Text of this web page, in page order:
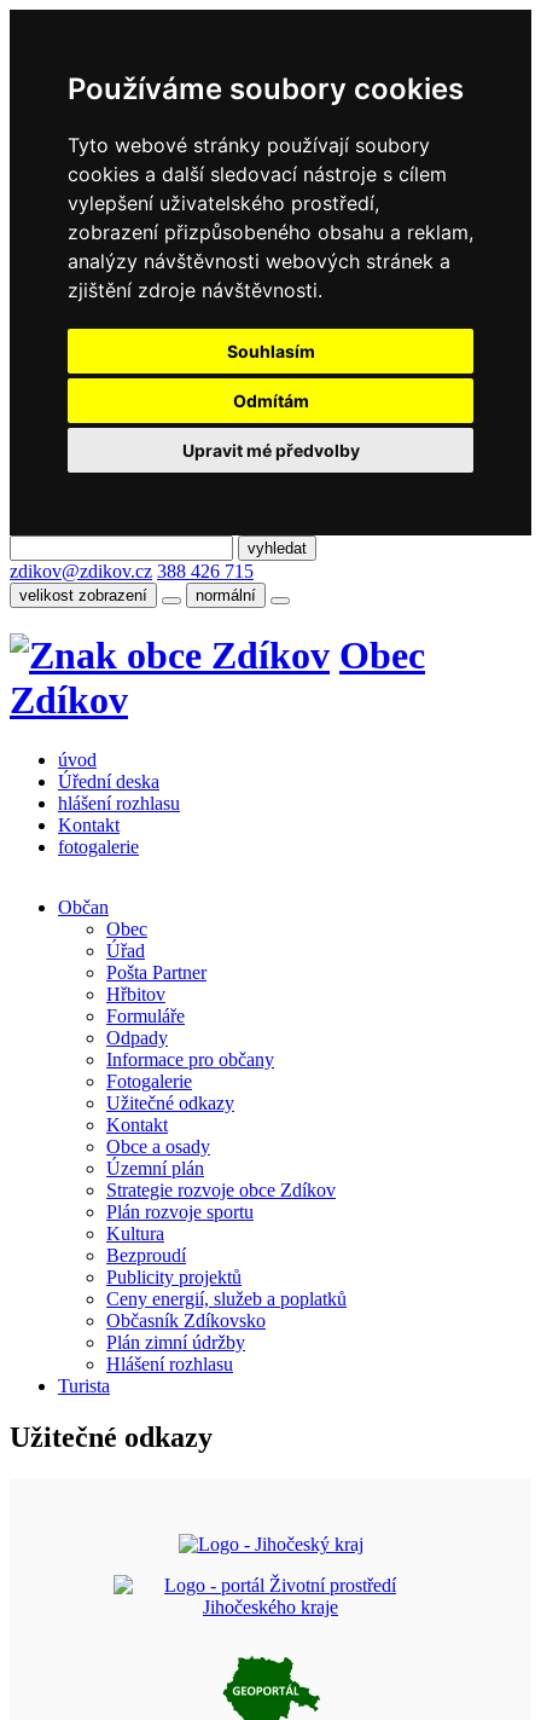
Používáme soubory cookies
Tyto webové stránky používají soubory
cookies a další sledovací nástroje s cílem
vylepšení uživatelského prostředí,
zobrazení přizpůsobeného obsahu a reklam,
analýzy návštěvnosti webových stránek a
zjištění zdroje návštěvnosti.
Souhlasím
Odmítám
Upravit mé předvolby
zdikov@zdikov.cz 388 426 715
velikost zobrazení normální
Obec
Zdíkov
úvod
Úřední deska
hlášení rozhlasu
Kontakt
fotogalerie
Občan
Obec
Úřad
Pošta Partner
Hřbitov
Formuláře
Odpady
Informace pro občany
Fotogalerie
Užitečné odkazy
Kontakt
Obce a osady
Územní plán
Strategie rozvoje obce Zdíkov
Plán rozvoje sportu
Kultura
Bezproudí
Publicity projektů
Ceny energií, služeb a poplatků
Občasník Zdíkovsko
Plán zimní údržby
Hlášení rozhlasu
Turista
Užitečné odkazy